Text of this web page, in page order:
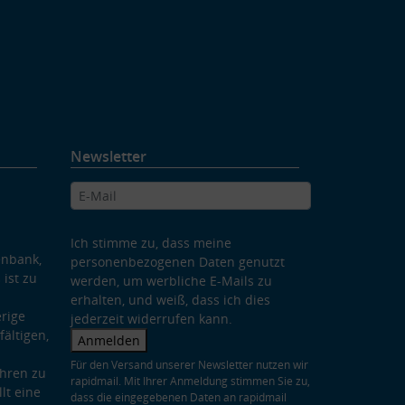
ist zu
zu
eine
Newsletter
Ich stimme zu, dass meine
personenbezogenen Daten genutzt
werden, um werbliche E-Mails zu
erhalten, und weiß, dass ich dies
jederzeit widerrufen kann.
Anmelden
Für den Versand unserer Newsletter nutzen wir
rapidmail. Mit Ihrer Anmeldung stimmen Sie zu,
dass die eingegebenen Daten an rapidmail